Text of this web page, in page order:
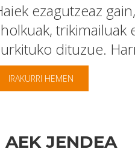
ezagutzeaz
trikimailuak
dituzue.
IRAKURRI HEMEN
AEK JENDEA